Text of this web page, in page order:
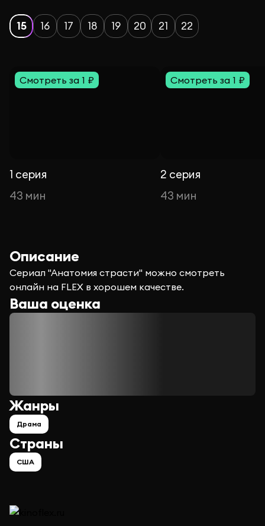
15 16 17 18 19 20 21 22
Смотреть за 1 ₽
1 серия
43 мин
Смотреть за 1 ₽
2 серия
43 мин
Описание
Сериал "Анатомия страсти" можно смотреть
онлайн на FLEX в хорошем качестве.
Ваша оценка
Страны
США
Жанры
Драма